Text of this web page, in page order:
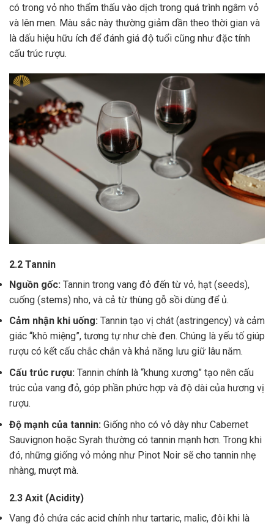
có trong vỏ nho thẩm thấu vào dịch trong quá trình ngâm vỏ
và lên men. Màu sắc này thường giảm dần theo thời gian và
là dấu hiệu hữu ích để đánh giá độ tuổi cũng như đặc tính
cấu trúc rượu.
2.2 Tannin
Nguồn gốc: Tannin trong vang đỏ đến từ vỏ, hạt (seeds),
cuống (stems) nho, và cả từ thùng gỗ sồi dùng để ủ.
Cảm nhận khi uống: Tannin tạo vị chát (astringency) và cảm
giác “khô miệng”, tương tự như chè đen. Chúng là yếu tố giúp
rượu có kết cấu chắc chắn và khả năng lưu giữ lâu năm.
Cấu trúc rượu: Tannin chính là “khung xương” tạo nên cấu
trúc của vang đỏ, góp phần phức hợp và độ dài của hương vị
rượu.
Độ mạnh của tannin: Giống nho có vỏ dày như Cabernet
Sauvignon hoặc Syrah thường có tannin mạnh hơn. Trong khi
đó, những giống vỏ mỏng như Pinot Noir sẽ cho tannin nhẹ
nhàng, mượt mà.
2.3 Axit (Acidity)
Vang đỏ chứa các acid chính như tartaric, malic, đôi khi là